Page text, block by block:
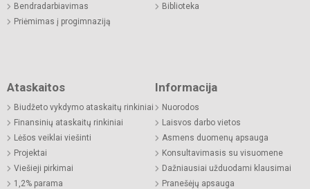
Bendradarbiavimas
Priėmimas į progimnaziją
Biblioteka
Ataskaitos
Biudžeto vykdymo ataskaitų rinkiniai
Finansinių ataskaitų rinkiniai
Lėšos veiklai viešinti
Projektai
Viešieji pirkimai
1,2% parama
Informacija
Nuorodos
Laisvos darbo vietos
Asmens duomenų apsauga
Konsultavimasis su visuomene
Dažniausiai užduodami klausimai
Pranešėjų apsauga